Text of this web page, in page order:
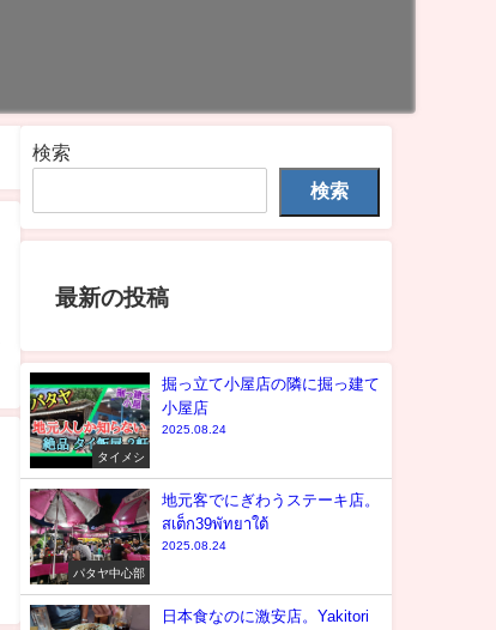
検索
検索
最新の投稿
タイメシ
掘っ立て小屋店の隣に掘っ建て
小屋店
2025.08.24
パタヤ中心部
地元客でにぎわうステーキ店。
สเต็ก39พัทยาใต้
2025.08.24
日本食なのに激安店。Yakitori